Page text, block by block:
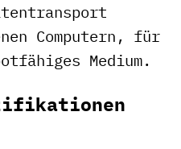
Computern, für
Medium.